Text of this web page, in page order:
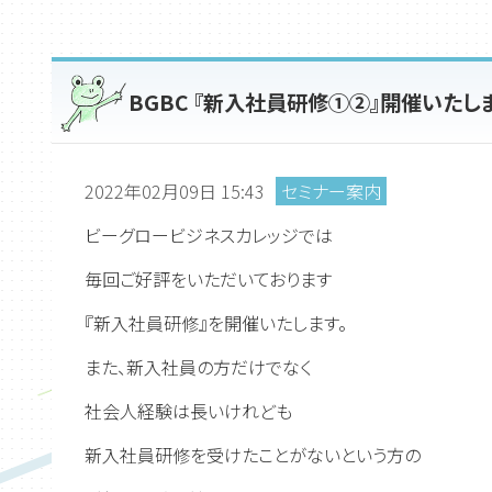
BGBC 『新入社員研修①②』開催いたし
2022年02月09日 15:43
セミナー案内
ビーグロービジネスカレッジでは
毎回ご好評をいただいております
『新入社員研修』を開催いたします。
また、新入社員の方だけでなく
社会人経験は長いけれども
新入社員研修を受けたことがないという方の